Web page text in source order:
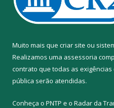
Muito mais que criar site ou
Realizamos uma assessoria
contrato que todas as exigências
pública serão atendidas.
Conheça o PNTP e o Radar da